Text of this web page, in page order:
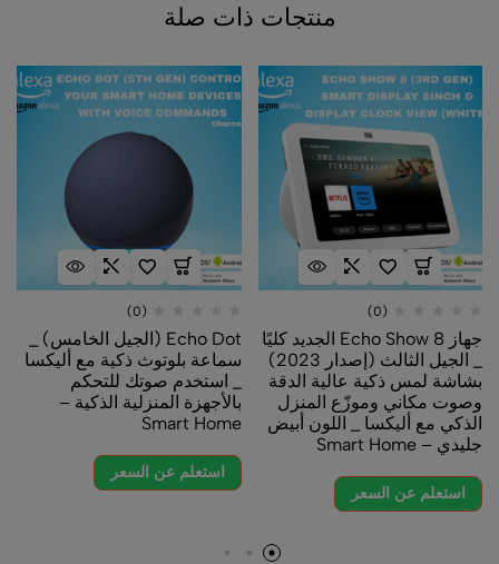
منتجات ذات صلة
(0)
جهاز Echo Show 8 الجديد كليًا
_ الجيل الثالث (إصدار 2023)
بشاشة لمس ذكية عالية الدقة
وصوت مكاني وموزّع المنزل
الذكي مع أليكسا _ اللون أبيض
جليدي – Smart Home
استعلم عن السعر
(0)
Echo Dot (الجيل الخامس) _
سماعة بلوتوث ذكية مع أليكسا
_ استخدم صوتك للتحكم
بالأجهزة المنزلية الذكية –
Smart Home
استعلم عن السعر